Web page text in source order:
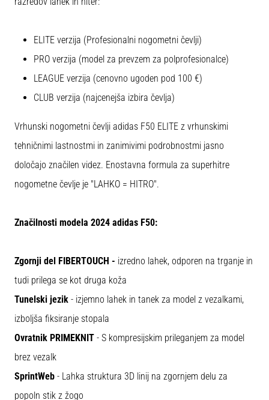
ELITE verzija (Profesionalni nogometni čevlji)
PRO verzija (model za prevzem za polprofesionalce)
LEAGUE verzija (cenovno ugoden pod 100 €)
CLUB verzija (najcenejša izbira čevlja)
Vrhunski nogometni čevlji adidas F50 ELITE z vrhunskimi
tehničnimi lastnostmi in zanimivimi podrobnostmi jasno
določajo značilen videz. Enostavna formula za superhitre
nogometne čevlje je "LAHKO = HITRO".
Značilnosti modela 2024 adidas F50:
Zgornji del FIBERTOUCH - izredno lahek, odporen na trganje in
tudi prilega se kot druga koža
Tunelski jezik - izjemno lahek in tanek za model z vezalkami,
izboljša fiksiranje stopala
Ovratnik PRIMEKNIT - S kompresijskim prileganjem za model
brez vezalk
SprintWeb - Lahka struktura 3D linij na zgornjem delu za
popoln stik z žogo